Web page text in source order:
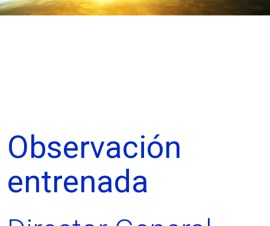
Observación
entrenada